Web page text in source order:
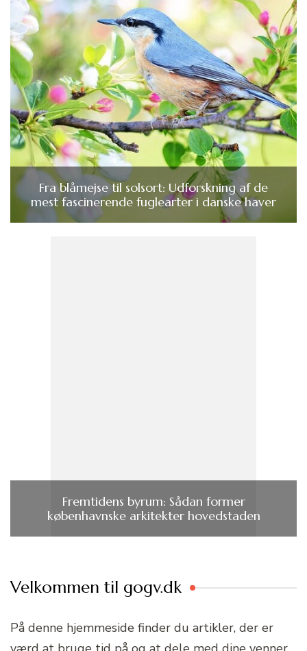
Fra blåmejse til solsort: Udforskning af de
mest fascinerende fuglearter i danske haver
Fremtidens byrum: Sådan former
københavnske arkitekter hovedstaden
Velkommen til gogv.dk
På denne hjemmeside finder du artikler, der er